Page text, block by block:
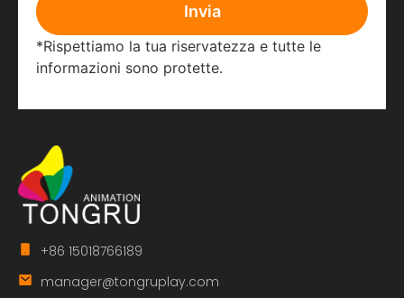
Invia
*Rispettiamo la tua riservatezza e tutte le
informazioni sono protette.
+86 15018766189
manager@tongruplay.com